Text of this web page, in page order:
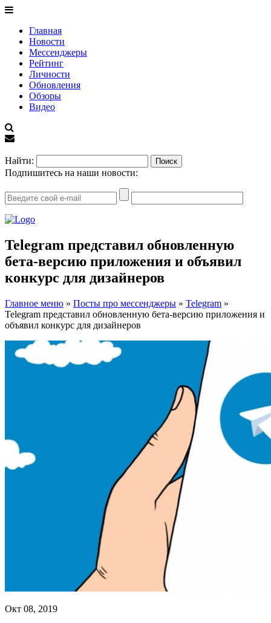
Главная
Новости
Мессенджеры
Рейтинг
Личности
Обновления
Обзоры
Видео
Найти:
Подпишитесь на наши новости:
Telegram представил обновленную
бета-версию приложения и объявил
конкурс для дизайнеров
Главное меню » Посты про мессенджеры » Telegram »
Telegram представил обновленную бета-версию приложения и
объявил конкурс для дизайнеров
Окт 08, 2019